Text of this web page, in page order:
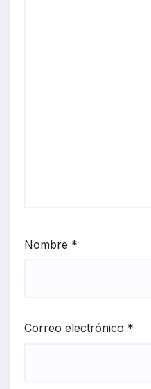
Nombre *
Correo electrónico *